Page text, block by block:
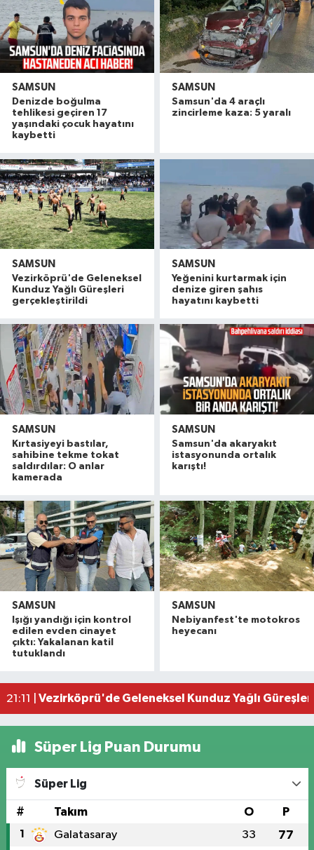
SAMSUN
Denizde boğulma
tehlikesi geçiren 17
yaşındaki çocuk hayatını
kaybetti
SAMSUN
Samsun'da 4 araçlı
zincirleme kaza: 5 yaralı
SAMSUN
Vezirköprü'de Geleneksel
Kunduz Yağlı Güreşleri
gerçekleştirildi
SAMSUN
Yeğenini kurtarmak için
denize giren şahıs
hayatını kaybetti
SAMSUN
Kırtasiyeyi bastılar,
sahibine tekme tokat
saldırdılar: O anlar
kamerada
SAMSUN
Samsun'da akaryakıt
istasyonunda ortalık
karıştı!
SAMSUN
Işığı yandığı için kontrol
edilen evden cinayet
çıktı: Yakalanan katil
tutuklandı
SAMSUN
Nebiyanfest'te motokros
heyecanı
09:00 |Samsun'da faciayı genç önledi! Alev alan
08:57 |Samsun'da kuvvetli sağanak! O anlar cep
Denizde boğulma tehlikesi geçiren 17
21:11 | Vezirköprü'de Geleneksel Kunduz Yağlı
Süper Lig Puan Durumu
Süper Lig
# Takım O P
1 Galatasaray 33 77